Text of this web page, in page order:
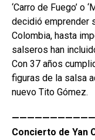
‘Carro de Fuego’ o
decidió emprender
Colombia, hasta
salseros han
Con 37 años
figuras de la salsa
nuevo Tito Gómez.
Concierto de Yan